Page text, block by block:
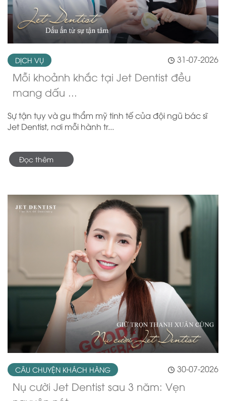
31-07-2026
DỊCH VỤ
Mỗi khoảnh khắc tại Jet Dentist đều
mang dấu ...
Sự tận tụy và gu thẩm mỹ tinh tế của đội ngũ bác sĩ
Jet Dentist, nơi mỗi hành tr...
Đọc thêm
30-07-2026
CÂU CHUYỆN KHÁCH HÀNG
Nụ cười Jet Dentist sau 3 năm: Vẹn